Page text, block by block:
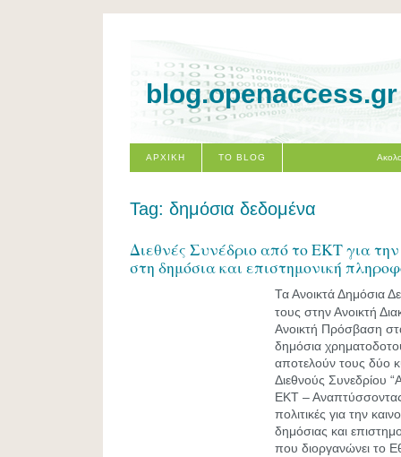
blog.openaccess.gr
ΑΡΧΙΚΗ ΤΟ BLOG
Tag: δημόσια δεδομένα
Διεθνές Συνέδριο από το ΕΚΤ για
στη δημόσια και επιστημονική
Τα Ανοικτά Δημόσια
τους στην Ανοικτή
Ανοικτή Πρόσβαση
δημόσια
αποτελούν τους δύο
Διεθνούς Συνεδρίου
ΕΚΤ –
πολιτικές για την
δημόσιας και
που διοργανώνει το